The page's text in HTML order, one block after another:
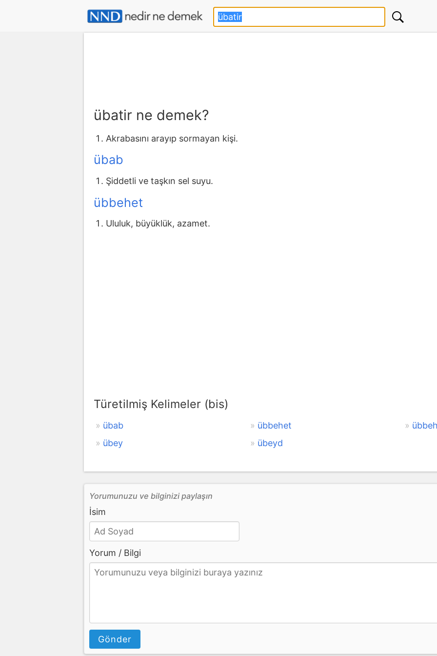
übatir ne demek?
Akrabasını arayıp sormayan kişi.
übab
Şiddetli ve taşkın sel suyu.
übbehet
Ululuk, büyüklük, azamet.
Türetilmiş Kelimeler (bis)
übab übbehet
übey
übeyd
Yorumunuzu ve bilginizi paylaşın
İsim
Yorum / Bilgi
Gönder